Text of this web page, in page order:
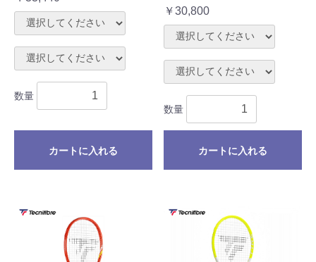
数量
カートに入れる
￥30,800
数量
カートに入れる